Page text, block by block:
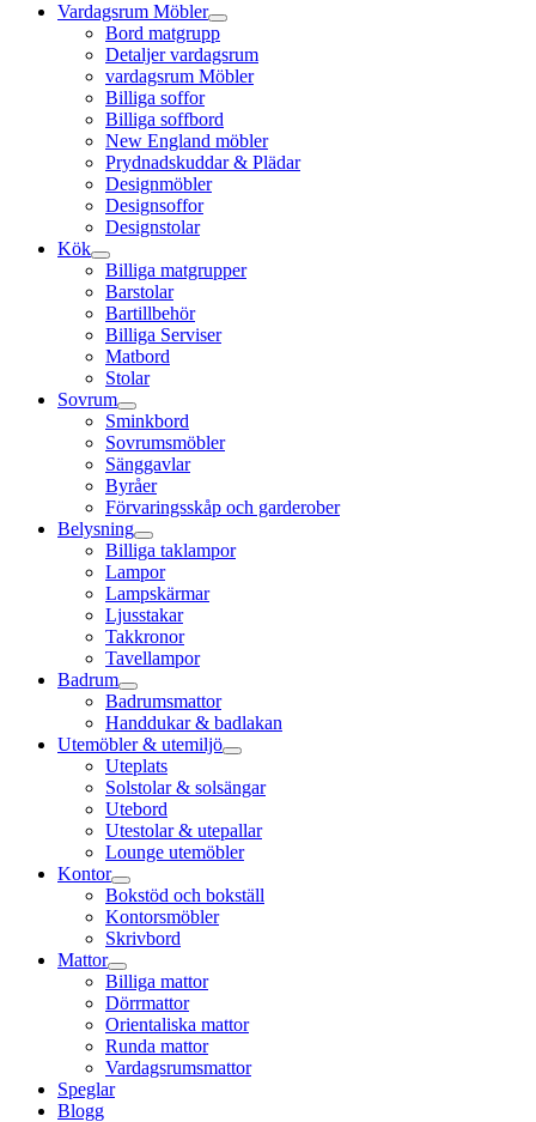
Vardagsrum Möbler
Bord matgrupp
Detaljer vardagsrum
vardagsrum Möbler
Billiga soffor
Billiga soffbord
New England möbler
Prydnadskuddar & Plädar
Designmöbler
Designsoffor
Designstolar
Kök
Billiga matgrupper
Barstolar
Bartillbehör
Billiga Serviser
Matbord
Stolar
Sovrum
Sminkbord
Sovrumsmöbler
Sänggavlar
Byråer
Förvaringsskåp och garderober
Belysning
Billiga taklampor
Lampor
Lampskärmar
Ljusstakar
Takkronor
Tavellampor
Badrum
Badrumsmattor
Handdukar & badlakan
Utemöbler & utemiljö
Uteplats
Solstolar & solsängar
Utebord
Utestolar & utepallar
Lounge utemöbler
Kontor
Bokstöd och bokställ
Kontorsmöbler
Skrivbord
Mattor
Billiga mattor
Dörrmattor
Orientaliska mattor
Runda mattor
Vardagsrumsmattor
Speglar
Blogg